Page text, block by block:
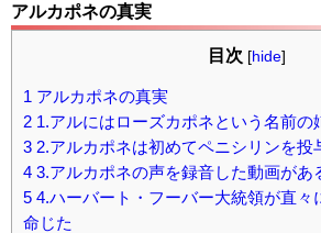
アルカポネの真実
目次 [hide]
1 アルカポネの真実
2 1.アルにはローズカポネという名前の
3 2.アルカポネは初めてペニシリンを投
4 3.アルカポネの声を録音した動画があ
5 4.ハーバート・フーバー大統領が直々
命じた